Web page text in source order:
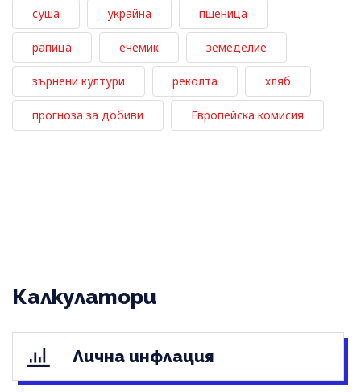
суша украйна пшеница
рапица ечемик земеделие
зърнени култури реколта хляб
прогноза за добиви Европейска комисия
Калкулатори
Лична инфлация